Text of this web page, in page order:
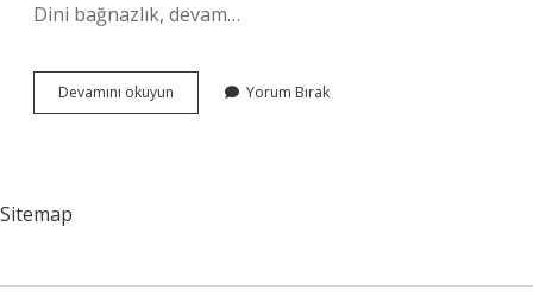
Dini bağnazlık, devam…
Devamını okuyun
Düşünce
Yorum Bırak
Sitemap